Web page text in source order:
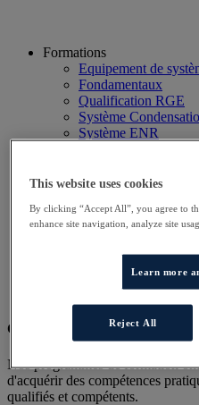
Formations
Equipement de
Fondamentaux
Qualification RGE
Système
Système ENR
Webinaire
Hôtels
Planning
Particulier
Professionnel
Cet évènement a terminé.
Nos programmes de formation
d'acquérir des compétences
qualifiés et compétents.
This website uses cookies
By clicking “Accept All”, you agree to
enhance site navigation, analyze site
Learn more
Reject All